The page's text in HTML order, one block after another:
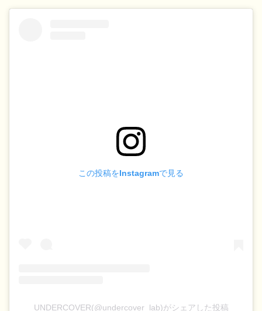
この投稿をInstagramで見る
UNDERCOVER(@undercover_lab)がシェアした投稿